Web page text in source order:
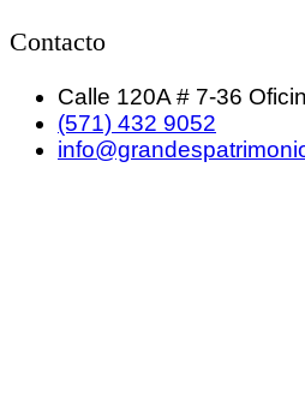
Contacto
Calle 120A # 7-36
(571) 432 9052